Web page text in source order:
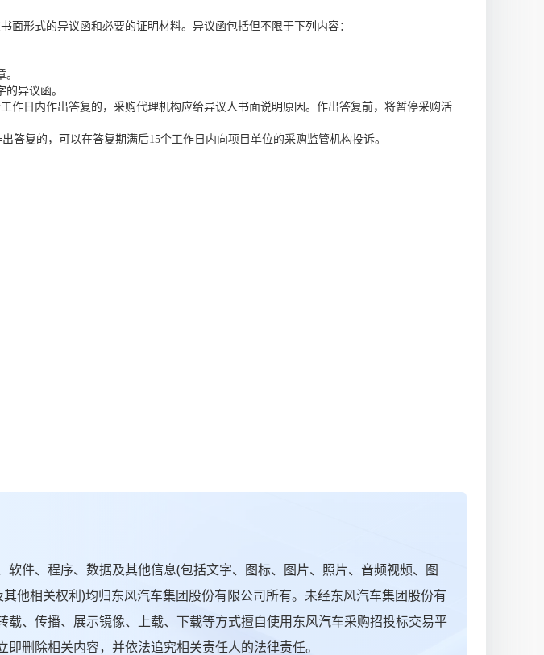
形式的异议函和必要的证明材料。异议函包括但不限于下列内容：
异议函。
作日内作出答复的，采购代理机构应给异议人书面说明原因。作出答复前，将暂停采购活
答复的，可以在答复期满后15个工作日内向项目单位的采购监管机构投诉。
、程序、数据及其他信息(包括文字、图标、图片、照片、音频视频、图
他相关权利)均归东风汽车集团股份有限公司所有。未经东风汽车集团股份有
、传播、展示镜像、上载、下载等方式擅自使用东风汽车采购招投标交易平
删除相关内容，并依法追究相关责任人的法律责任。